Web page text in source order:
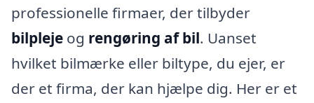
professionelle firmaer, der tilbyder
bilpleje og rengøring af bil. Uanset
hvilket bilmærke eller biltype, du ejer, er
der et firma, der kan hjælpe dig. Her er et